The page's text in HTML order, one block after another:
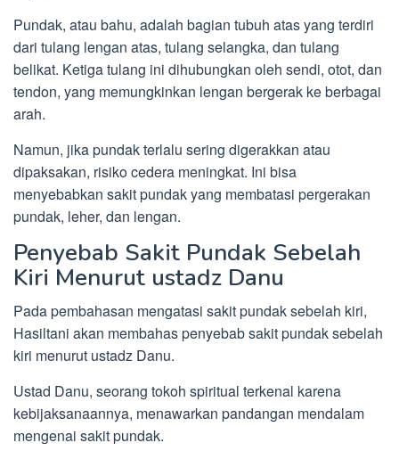
Pundak, atau bahu, adalah bagian tubuh atas yang terdiri
dari tulang lengan atas, tulang selangka, dan tulang
belikat. Ketiga tulang ini dihubungkan oleh sendi, otot, dan
tendon, yang memungkinkan lengan bergerak ke berbagai
arah.
Namun, jika pundak terlalu sering digerakkan atau
dipaksakan, risiko cedera meningkat. Ini bisa
menyebabkan sakit pundak yang membatasi pergerakan
pundak, leher, dan lengan.
Penyebab Sakit Pundak Sebelah
Kiri Menurut ustadz Danu
Pada pembahasan mengatasi sakit pundak sebelah kiri,
Hasiltani akan membahas penyebab sakit pundak sebelah
kiri menurut ustadz Danu.
Ustad Danu, seorang tokoh spiritual terkenal karena
kebijaksanaannya, menawarkan pandangan mendalam
mengenai sakit pundak.